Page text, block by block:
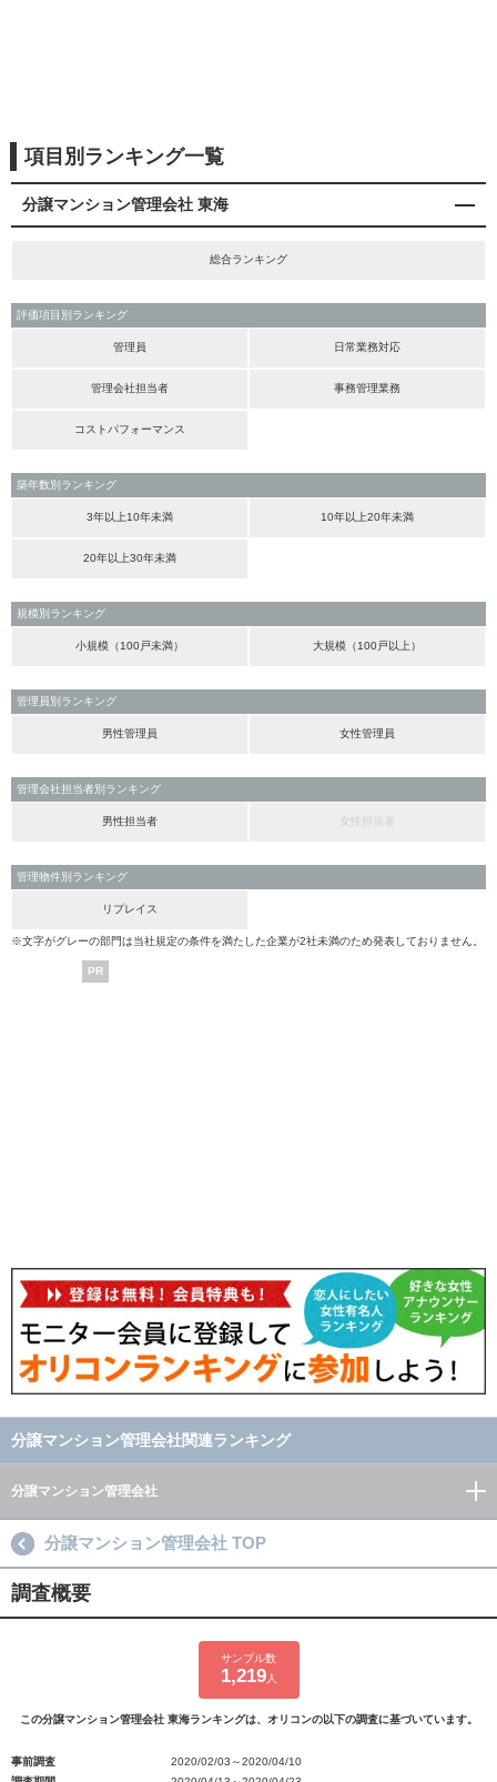
項目別ランキング一覧
分譲マンション管理会社 東海
総合ランキング
評価項目別ランキング
管理員 日常業務対応
管理会社担当者 事務管理業務
コストパフォーマンス
築年数別ランキング
3年以上10年未満 10年以上20年未満
20年以上30年未満
規模別ランキング
小規模（100戸未満） 大規模（100戸以上）
管理員別ランキング
男性管理員 女性管理員
管理会社担当者別ランキング
男性担当者 女性担当者
管理物件別ランキング
リプレイス
※文字がグレーの部門は当社規定の条件を満たした企業が2社未満のため発表しておりません。
PR
分譲マンション管理会社関連ランキング
分譲マンション管理会社
分譲マンション管理会社 TOP
調査概要
サンプル数
1,219人
この分譲マンション管理会社 東海ランキングは、オリコンの以下の調査に基づいています。
事前調査
2020/02/03～2020/04/10